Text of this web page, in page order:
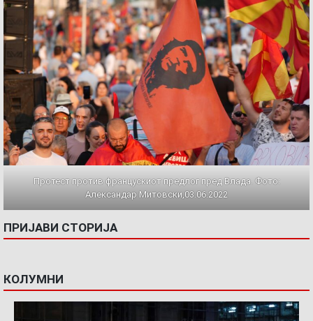
Протест против францускиот предлог пред Влада. Фото:
Александар Митовски,03.06.2022
ПРИЈАВИ СТОРИЈА
КОЛУМНИ